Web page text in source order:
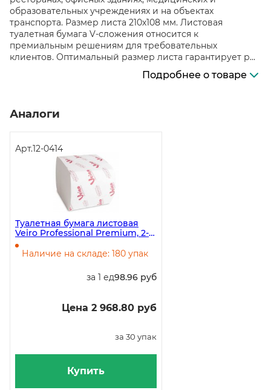
образовательных учреждениях и на объектах
транспорта. Размер листа 210х108 мм. Листовая
туалетная бумага V-сложения относится к
премиальным решениям для требовательных
клиентов. Оптимальный размер листа гарантирует р...
Подробнее о товаре
Аналоги
Арт.12-0414
Туалетная бумага листовая
Veiro Professional Premium, 2-
слойная, белая, 250 листов, 30
пачек в упаковке
Наличие на складе: 180 упак
за 1 ед98.96 руб
Цена 2 968.80 руб
за 30 упак
Купить